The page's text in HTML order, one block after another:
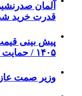
آلمان
قدرت خرید
۱۴۰۵ / حمایت اونس از بازار طلا و سکه + جدول
وزیر صمت